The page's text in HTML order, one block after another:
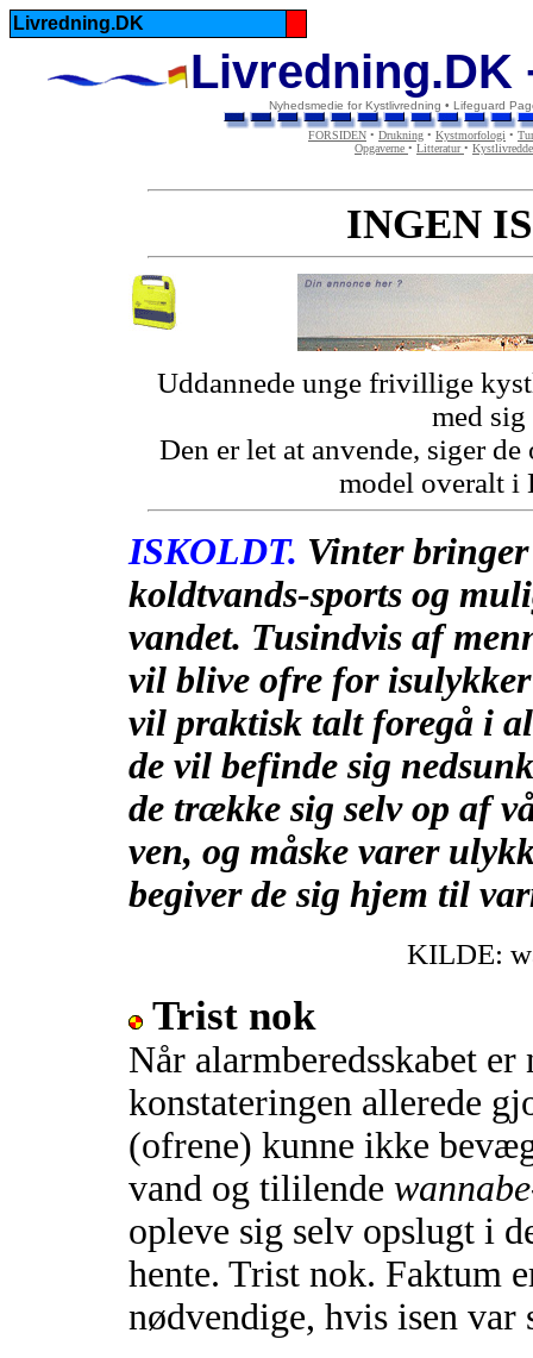
Livredning.DK
Livredning.DK
Nyhedsmedie for Kystlivredning • Lifeguard
FORSIDEN • Drukning • Kystmorfologi •
Opgaverne • Litteratur•
INGEN
Uddannede unge frivillige
med sig
Den er let at anvende, siger
model overalt i
ISKOLDT. Vinter
koldtvands-sports og
vandet. Tusindvis af
vil blive ofre for
vil praktisk talt foregå i
de vil befinde sig
de trække sig selv op af
ven, og måske varer
begiver de sig hjem til
KILDE:
Trist nok
Når alarmberedsskabet
konstateringen allerede
(ofrene) kunne ikke
vand og tililende wannabe
opleve sig selv opslugt i
hente. Trist nok. Faktum
nødvendige, hvis isen var